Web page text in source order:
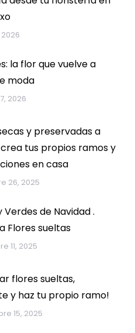
la flor que vuelve a
moda
2026
y preservadas a
tus propios ramos y
en casa
26, 2025
Verdes de Navidad .
Flores sueltas
11, 2025
flores sueltas,
y haz tu propio ramo!
15, 2025